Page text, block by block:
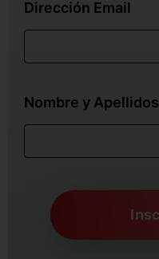
Dirección Email
Nombre y Apellidos